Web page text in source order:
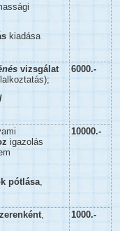
kiadása
vizsgálat
6000.-
igazolás
pótlása,
10000.-
,
1000.-